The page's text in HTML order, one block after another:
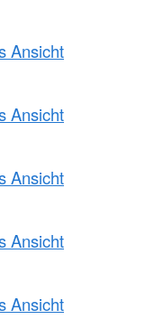
Ansicht
Ansicht
Ansicht
Ansicht
Ansicht